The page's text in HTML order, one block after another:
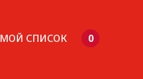
МОЙ СПИСОК 0